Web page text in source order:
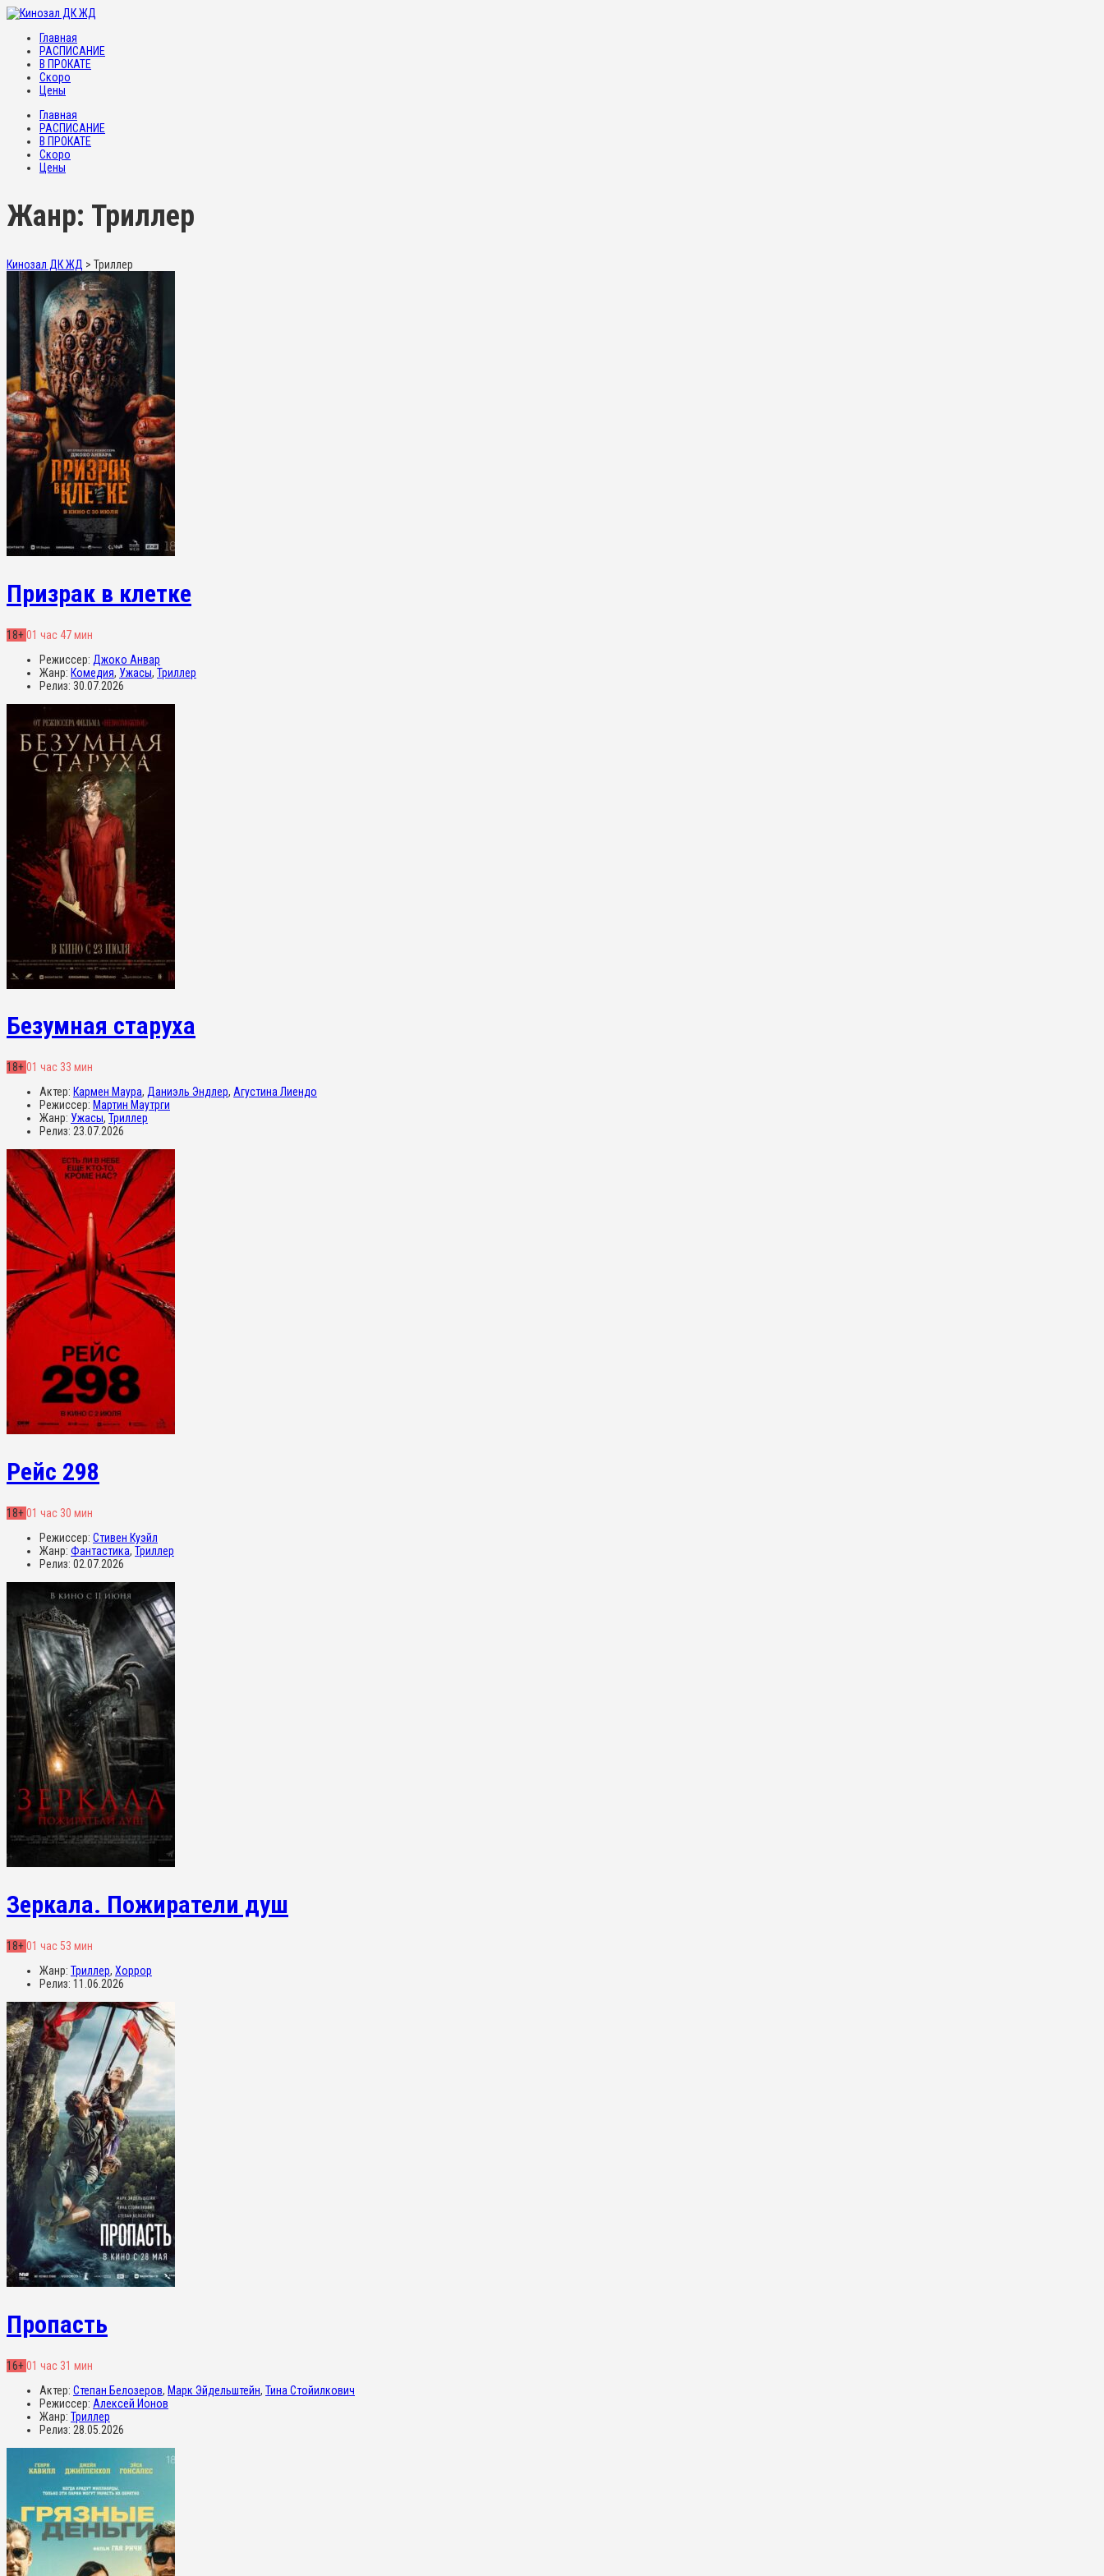
Главная
РАСПИСАНИЕ
В ПРОКАТЕ
Скоро
Цены
Главная
РАСПИСАНИЕ
В ПРОКАТЕ
Скоро
Цены
Жанр: Триллер
Кинозал ДК ЖД > Триллер
Призрак в клетке
18+01 час 47 мин
Режиссер: Джоко Анвар
Жанр: Комедия, Ужасы, Триллер
Релиз: 30.07.2026
Безумная старуха
18+01 час 33 мин
Актер: Кармен Маура, Даниэль Эндлер, Агустина Лиендо
Режиссер: Мартин Маутрги
Жанр: Ужасы, Триллер
Релиз: 23.07.2026
Рейс 298
18+01 час 30 мин
Режиссер: Стивен Куэйл
Жанр: Фантастика, Триллер
Релиз: 02.07.2026
Зеркала. Пожиратели душ
18+01 час 53 мин
Жанр: Триллер, Хоррор
Релиз: 11.06.2026
Пропасть
16+01 час 31 мин
Актер: Степан Белозеров, Марк Эйдельштейн, Тина Стойилкович
Режиссер: Алексей Ионов
Жанр: Триллер
Релиз: 28.05.2026